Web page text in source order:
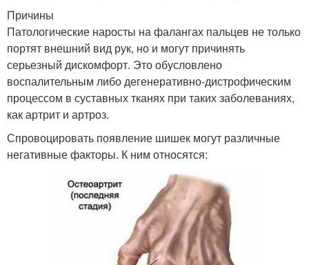
Причины
Патологические наросты на фалангах пальцев не только
портят внешний вид рук, но и могут причинять
серьезный дискомфорт. Это обусловлено
воспалительным либо дегенеративно-дистрофическим
процессом в суставных тканях при таких заболеваниях,
как артрит и артроз.
Спровоцировать появление шишек могут различные
негативные факторы. К ним относятся: